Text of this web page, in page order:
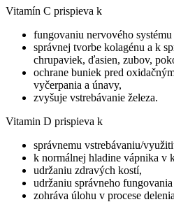
Vitamín C prispieva k
fungovaniu nervového
správnej tvorbe kolagénu a k
chrupaviek, ďasien, zubov,
ochrane buniek pred
vyčerpania a únavy,
zvyšuje vstrebávanie železa.
Vitamin D prispieva k
správ­nemu vstrebávaniu/
k normálnej hladine vápnika v
udržaniu zdravých kostí,
udržaniu správneho
zohráva úlohu v procese